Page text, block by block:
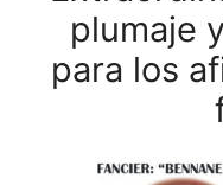
plumaje
para los